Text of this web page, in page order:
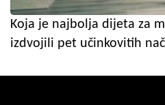
Koja je najbolja dijeta za
izdvojili pet učinkovitih